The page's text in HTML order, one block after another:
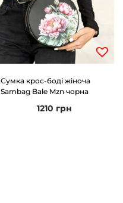
Сумка крос-боді жіноча
Sambag Bale Mzn чорна
1210 грн